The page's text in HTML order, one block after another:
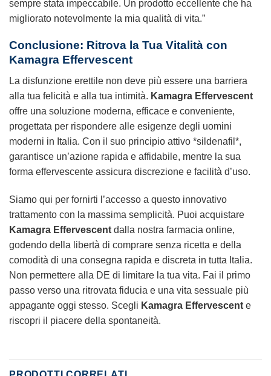
sempre stata impeccabile. Un prodotto eccellente che ha
migliorato notevolmente la mia qualità di vita.”
Conclusione: Ritrova la Tua Vitalità con
Kamagra Effervescent
La disfunzione erettile non deve più essere una barriera
alla tua felicità e alla tua intimità. Kamagra Effervescent
offre una soluzione moderna, efficace e conveniente,
progettata per rispondere alle esigenze degli uomini
moderni in Italia. Con il suo principio attivo *sildenafil*,
garantisce un’azione rapida e affidabile, mentre la sua
forma effervescente assicura discrezione e facilità d’uso.
Siamo qui per fornirti l’accesso a questo innovativo
trattamento con la massima semplicità. Puoi acquistare
Kamagra Effervescent dalla nostra farmacia online,
godendo della libertà di comprare senza ricetta e della
comodità di una consegna rapida e discreta in tutta Italia.
Non permettere alla DE di limitare la tua vita. Fai il primo
passo verso una ritrovata fiducia e una vita sessuale più
appagante oggi stesso. Scegli Kamagra Effervescent e
riscopri il piacere della spontaneità.